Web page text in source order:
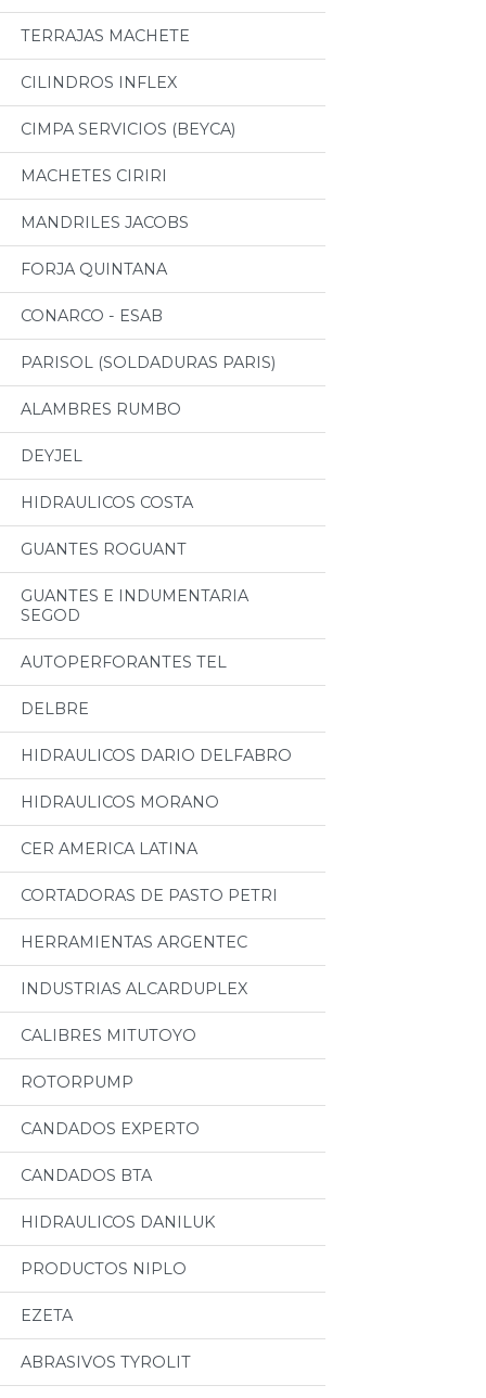
TERRAJAS MACHETE
CILINDROS INFLEX
CIMPA SERVICIOS (BEYCA)
MACHETES CIRIRI
MANDRILES JACOBS
FORJA QUINTANA
CONARCO - ESAB
PARISOL (SOLDADURAS PARIS)
ALAMBRES RUMBO
DEYJEL
HIDRAULICOS COSTA
GUANTES ROGUANT
GUANTES E INDUMENTARIA
SEGOD
AUTOPERFORANTES TEL
DELBRE
HIDRAULICOS DARIO DELFABRO
HIDRAULICOS MORANO
CER AMERICA LATINA
CORTADORAS DE PASTO PETRI
HERRAMIENTAS ARGENTEC
INDUSTRIAS ALCARDUPLEX
CALIBRES MITUTOYO
ROTORPUMP
CANDADOS EXPERTO
CANDADOS BTA
HIDRAULICOS DANILUK
PRODUCTOS NIPLO
EZETA
ABRASIVOS TYROLIT